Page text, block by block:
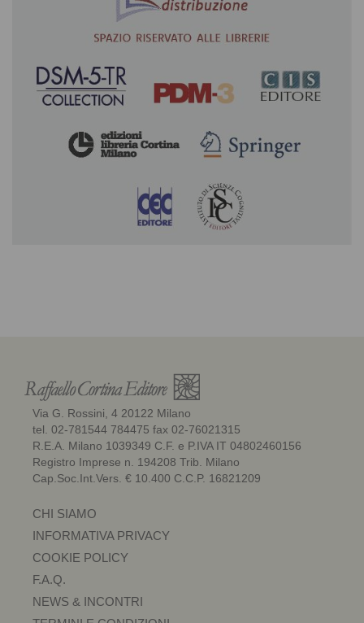
Via G. Rossini, 4 20122 Milano
tel. 02-781544 784475 fax 02-76021315
R.E.A. Milano 1039349 C.F. e P.IVA IT 04802460156
Registro Imprese n. 194208 Trib. Milano
Cap.Soc.Int.Vers. € 10.400 C.C.P. 16821209
CHI SIAMO
INFORMATIVA PRIVACY
COOKIE POLICY
F.A.Q.
NEWS & INCONTRI